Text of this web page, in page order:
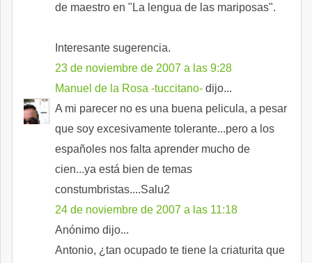
de maestro en "La lengua de las mariposas".
Interesante sugerencia.
23 de noviembre de 2007 a las 9:28
Manuel de la Rosa -tuccitano- dijo...
A mi parecer no es una buena pelicula, a pesar
que soy excesivamente tolerante...pero a los
españoles nos falta aprender mucho de
cien...ya está bien de temas
constumbristas....Salu2
24 de noviembre de 2007 a las 11:18
Anónimo dijo...
Antonio, ¿tan ocupado te tiene la criaturita que